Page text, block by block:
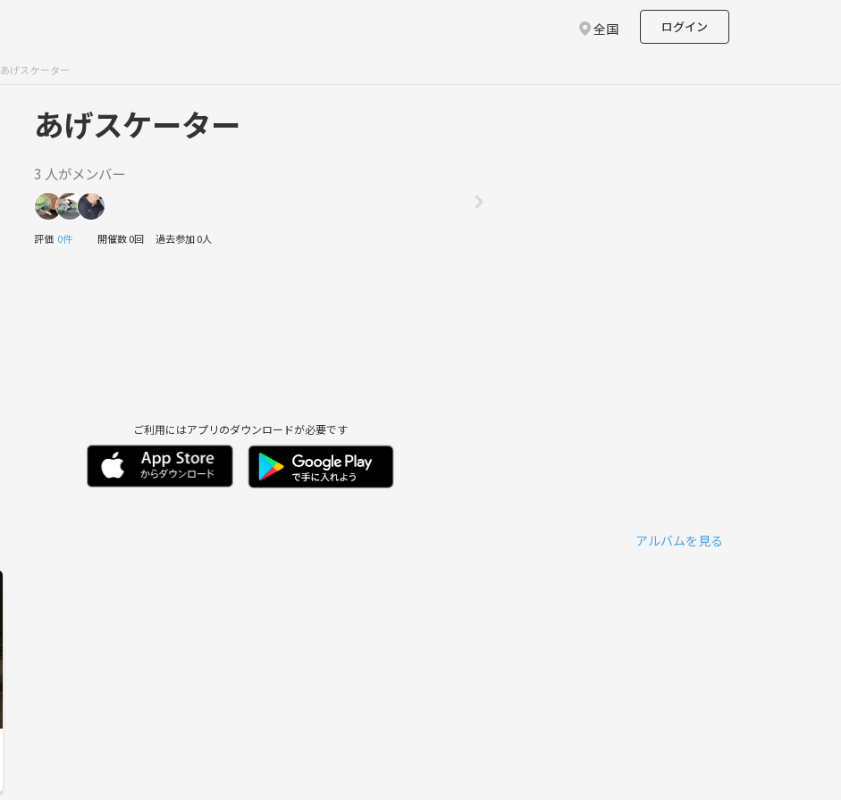
全国 ログイン
あげスケーター
あげスケーター
3 人がメンバー
評価 0件 開催数 0回 過去参加 0人
ご利用にはアプリのダウンロードが必要です
アルバムを見る